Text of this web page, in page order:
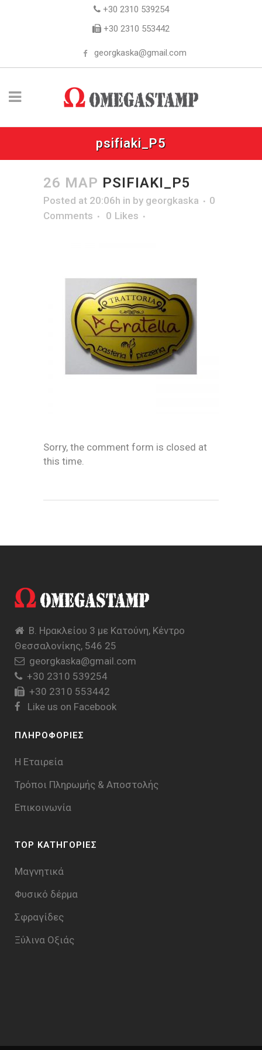
+30 2310 539254
+30 2310 553442
georgkaska@gmail.com
psifiaki_P5
26 ΜΑΡ PSIFIAKI_P5
Posted at 20:06h in by georgkaska
0
Comments
0 Likes
Sorry, the comment form is closed at
this time.
Β. Ηρακλείου 3 με Κατούνη, Κέντρο
Θεσσαλονίκης, 546 25
georgkaska@gmail.com
+30 2310 539254
+30 2310 553442
Like us on Facebook
ΠΛΗΡΟΦΟΡΙΕΣ
Η Εταιρεία
Τρόποι Πληρωμής & Aποστολής
Επικοινωνία
TOP ΚΑΤΗΓΟΡΙΕΣ
Μαγνητικά
Φυσικό δέρμα
Σφραγίδες
Ξύλινα Οξιάς